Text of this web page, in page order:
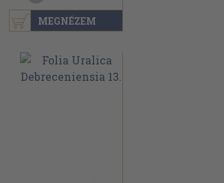
MEGNÉZEM